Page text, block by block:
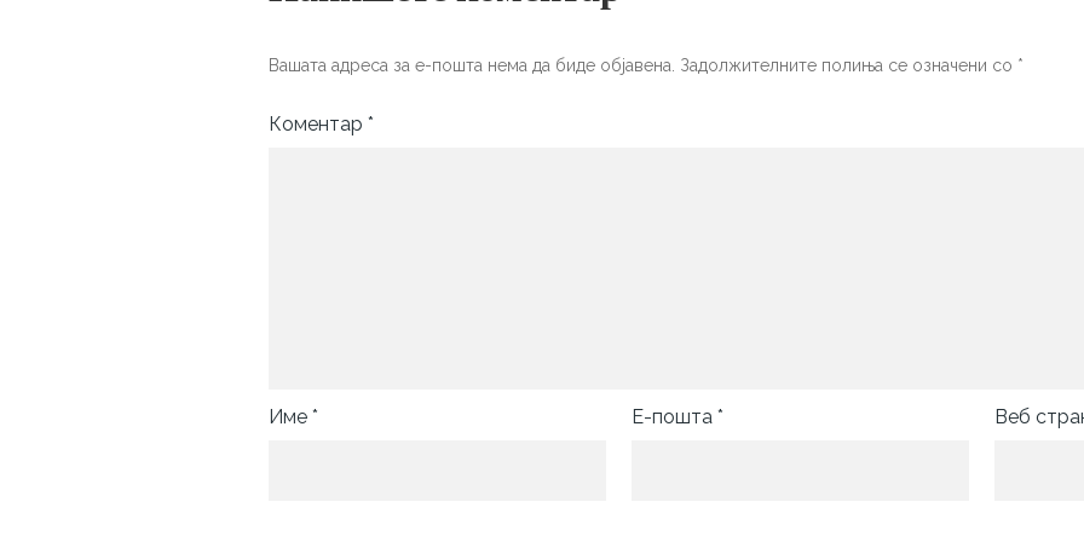
Вашата адреса за е-пошта нема да биде објавена. Задолжителните полиња се означени со *
Коментар *
Име * Е-пошта * Веб